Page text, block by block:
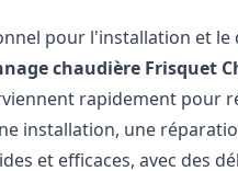
pour l'installation et le
chaudière Frisquet
rapidement pour
installation, une
et efficaces, avec des